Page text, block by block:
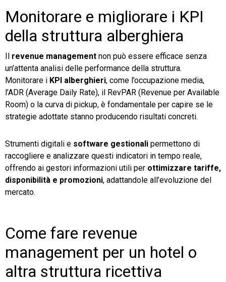
Monitorare e migliorare i KPI
della struttura alberghiera
revenue management non può essere efficace senza
un’attenta analisi delle performance della struttura.
Monitorare i KPI alberghieri, come l’occupazione media,
l’ADR (Average Daily Rate), il RevPAR (Revenue per Available
Room) o la curva di pickup, è fondamentale per capire se le
strategie adottate stanno producendo risultati concreti.
Strumenti digitali e software gestionali permettono di
raccogliere e analizzare questi indicatori in tempo reale,
offrendo ai gestori informazioni utili per ottimizzare tariffe,
disponibilità e promozioni, adattandole all’evoluzione del
mercato.
Come fare revenue
management per un hotel o
altra struttura ricettiva